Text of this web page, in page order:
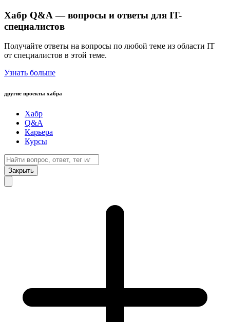
Хабр Q&A — вопросы и ответы для IT-
специалистов
Получайте ответы на вопросы по любой теме из области IT
от специалистов в этой теме.
Узнать больше
другие проекты хабра
Хабр
Q&A
Карьера
Курсы
Закрыть